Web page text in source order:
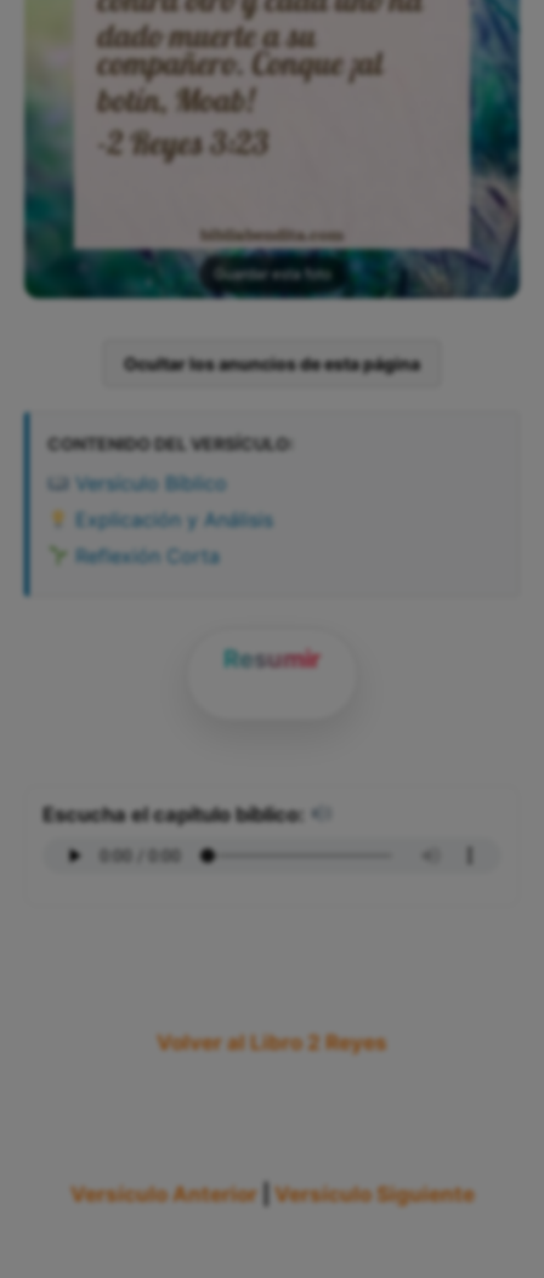
Guardar esta foto
Ocultar los anuncios de esta página
CONTENIDO DEL VERSÍCULO:
Versículo Bíblico
Explicación y Análisis
Reflexión Corta
Resumir
Escucha el capítulo bíblico:
Volver al Libro 2 Reyes
Versículo Anterior Versículo Siguiente